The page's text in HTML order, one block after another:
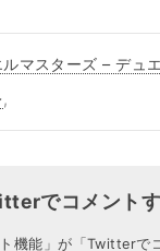
マスターズ – デュ
,
でコメント
機能」が「Twitterで